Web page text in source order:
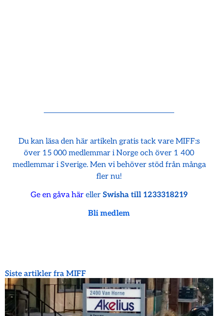
Du kan läsa den här artikeln gratis tack vare MIFF:s
över 15 000 medlemmar i Norge och över 1 400
medlemmar i Sverige. Men vi behöver stöd från många
fler nu!
Ge en gåva häreller Swisha till 1233318219
Bli medlem
Siste artikler fra MIFF